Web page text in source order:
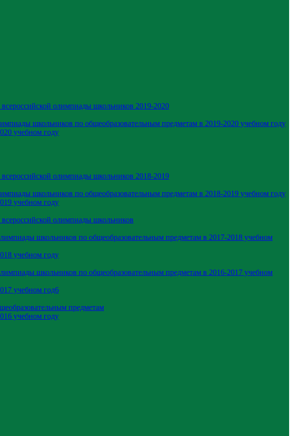
олимпиады школьников 2019-2020
школьников по общеобразовательным предметам в 2019-2020 учебном году
учебном году
олимпиады школьников 2018-2019
школьников по общеобразовательным предметам в 2018-2019 учебном году
учебном году
олимпиады школьников
школьников по общеобразовательным предметам в 2017-2018 учебном
учебном году
школьников по общеобразовательным предметам в 2016-2017 учебном
учебном год6
предметам
учебном году